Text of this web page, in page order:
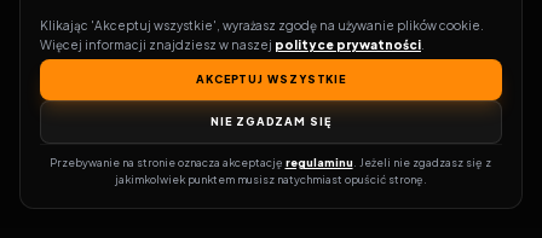
Klikając 'Akceptuj wszystkie', wyrażasz zgodę na używanie plików cookie.
Więcej informacji znajdziesz w naszej polityce prywatności
AKCEPTUJ WSZYSTKIE
NIE ZGADZAM SIĘ
Przebywanie na stronie oznacza akceptację regulaminu . Jeżeli nie zgadzasz się z
jakimkolwiek punktem musisz natychmiast opuścić stronę.